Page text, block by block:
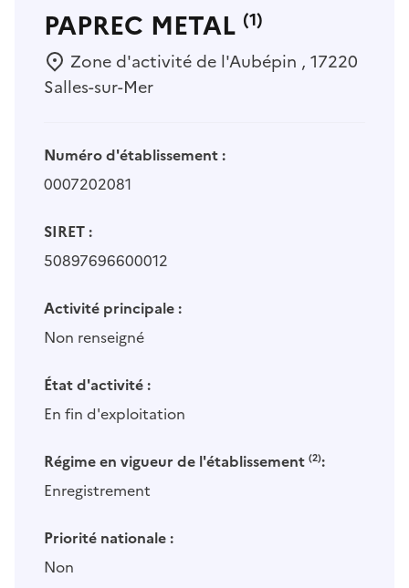
PAPREC METAL (1)
Zone d'activité de l'Aubépin , 17220
Salles-sur-Mer
Numéro d'établissement :
0007202081
SIRET :
50897696600012
Activité principale :
Non renseigné
État d'activité :
En fin d'exploitation
Régime en vigueur de l'établissement (2):
Enregistrement
Priorité nationale :
Non